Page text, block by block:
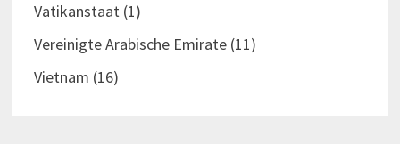
Vatikanstaat(1)
Vereinigte Arabische Emirate(11)
Vietnam (16)